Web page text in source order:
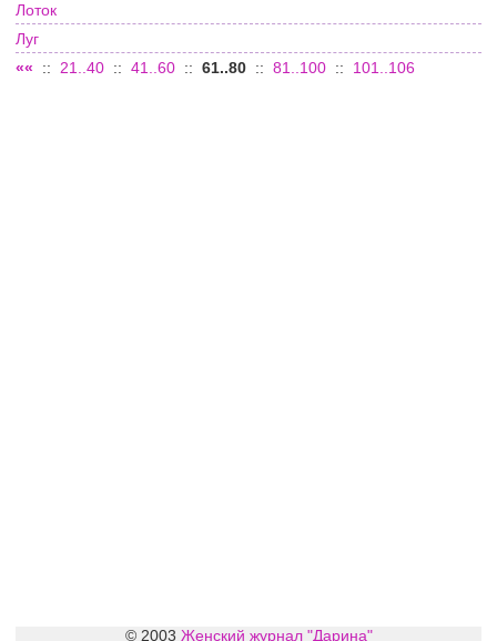
Лоток
Луг
«« :: 21..40 :: 41..60 :: 61..80 :: 81..100 :: 101..106
© 2003 Женский журнал "Дарина"